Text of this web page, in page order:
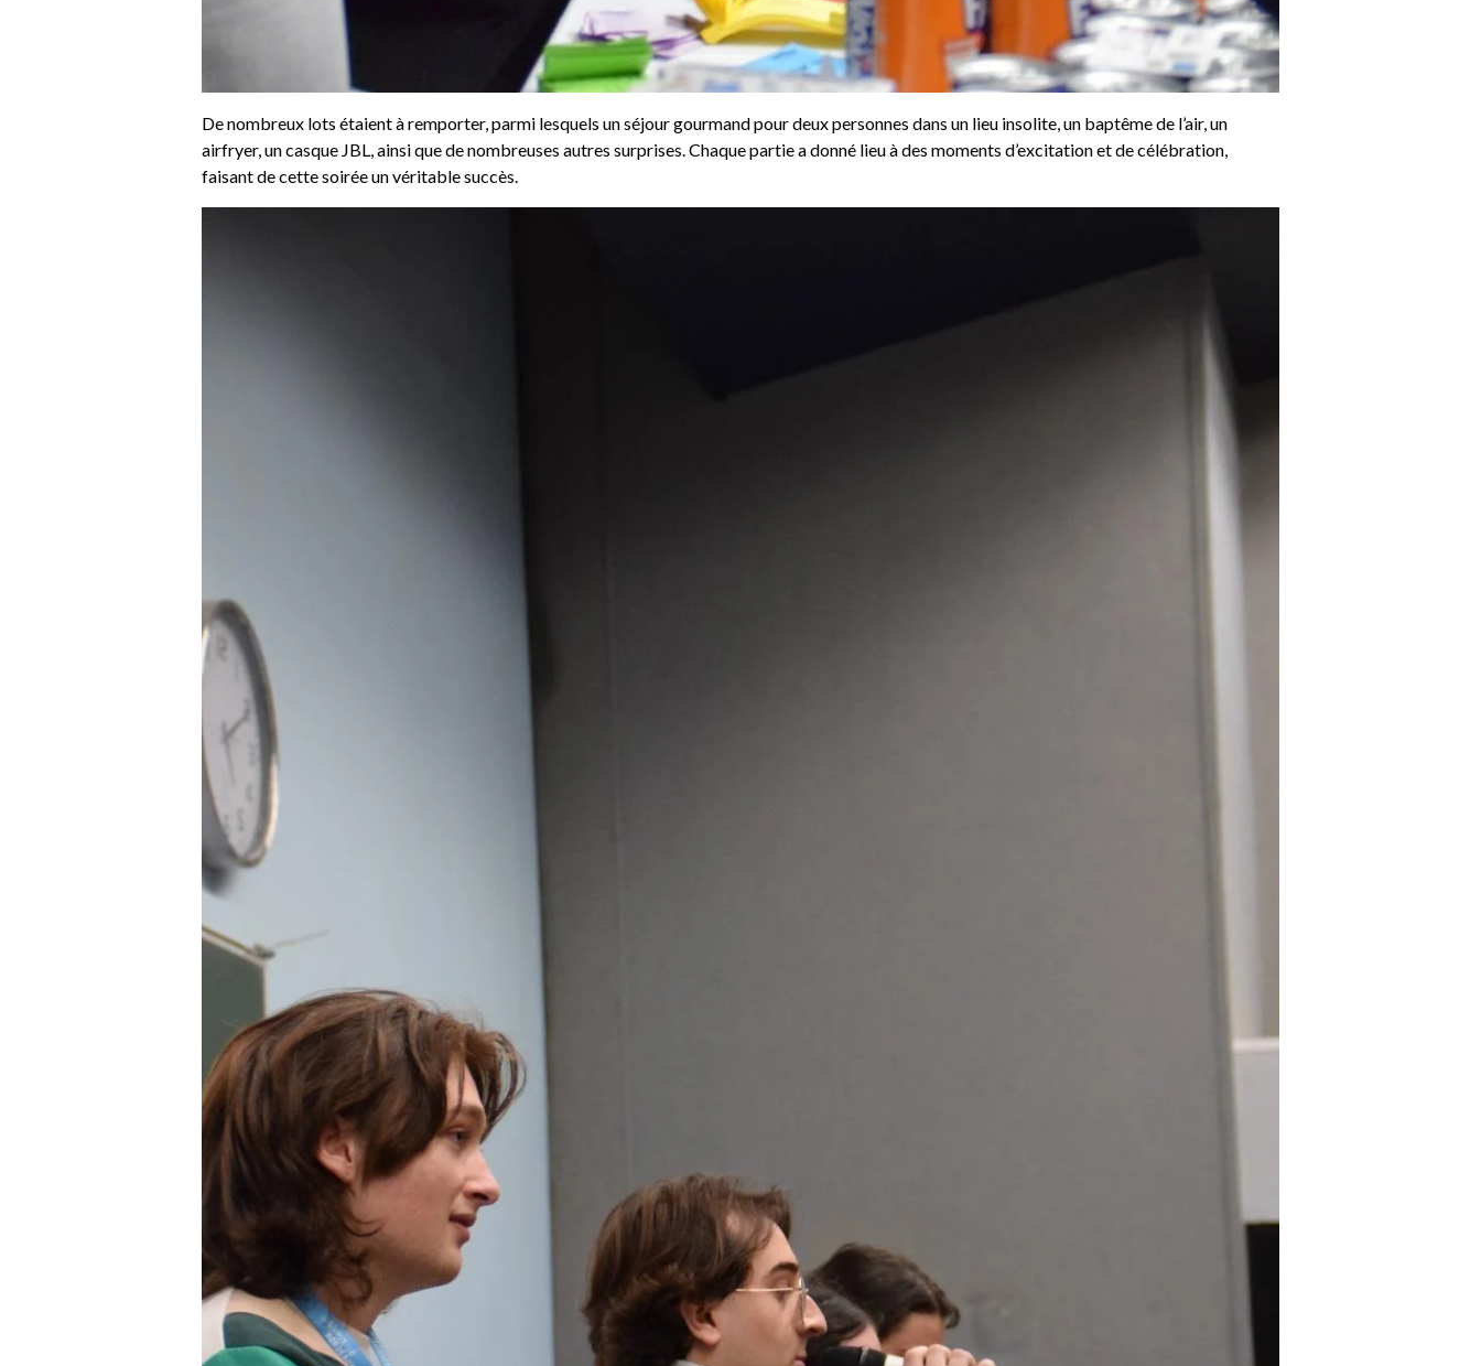
De nombreux lots étaient à remporter, parmi lesquels un séjour gourmand pour deux personnes dans un lieu insolite, un baptême de l’air, un
airfryer, un casque JBL, ainsi que de nombreuses autres surprises. Chaque partie a donné lieu à des moments d’excitation et de célébration,
faisant de cette soirée un véritable succès.